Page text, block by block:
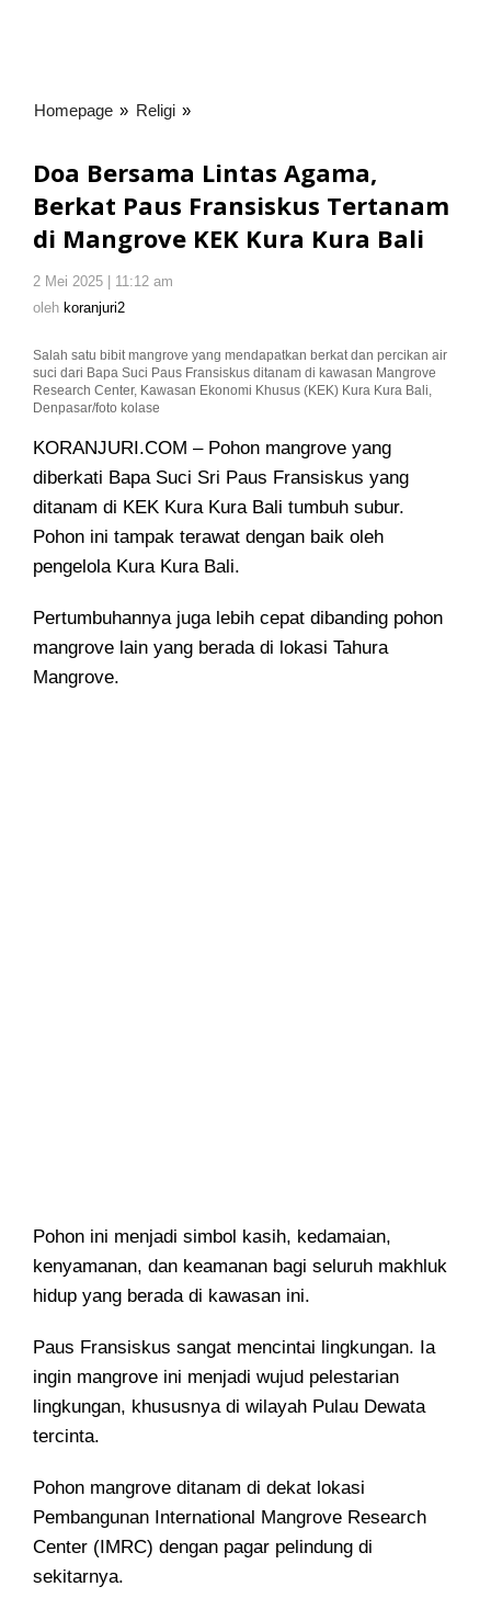
Homepage » Religi »
Agama,
Berkat
Paus
KEK
Kura
Kura
Doa Bersama Lintas Agama,
Berkat Paus Fransiskus Tertanam
di Mangrove KEK Kura Kura Bali
2 Mei 2025 | 11:12 am
oleh koranjuri2
Salah satu bibit mangrove yang mendapatkan berkat dan percikan air
suci dari Bapa Suci Paus Fransiskus ditanam di kawasan Mangrove
Research Center, Kawasan Ekonomi Khusus (KEK) Kura Kura Bali,
Denpasar/foto kolase
KORANJURI.COM – Pohon mangrove yang
diberkati Bapa Suci Sri Paus Fransiskus yang
ditanam di KEK Kura Kura Bali tumbuh subur.
Pohon ini tampak terawat dengan baik oleh
pengelola Kura Kura Bali.
Pertumbuhannya juga lebih cepat dibanding pohon
mangrove lain yang berada di lokasi Tahura
Mangrove.
Pohon ini menjadi simbol kasih, kedamaian,
kenyamanan, dan keamanan bagi seluruh makhluk
hidup yang berada di kawasan ini.
Paus Fransiskus sangat mencintai lingkungan. Ia
ingin mangrove ini menjadi wujud pelestarian
lingkungan, khususnya di wilayah Pulau Dewata
tercinta.
Pohon mangrove ditanam di dekat lokasi
Pembangunan International Mangrove Research
Center (IMRC) dengan pagar pelindung di
sekitarnya.